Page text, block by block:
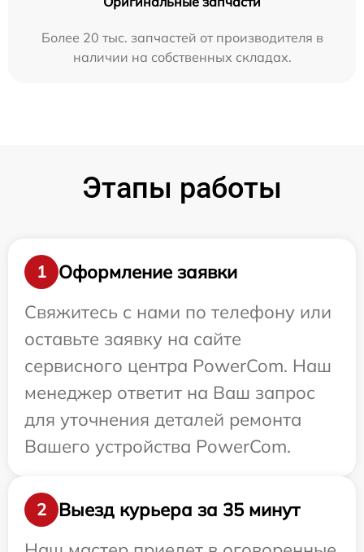
Более 20 тыс. запчастей от производителя в
наличии на собственных складах.
Этапы работы
1
Оформление заявки
Свяжитесь с нами по телефону или
оставьте заявку на сайте
сервисного центра PowerCom. Наш
менеджер ответит на Ваш запрос
для уточнения деталей ремонта
Вашего устройства PowerCom.
2
Выезд курьера за 35 минут